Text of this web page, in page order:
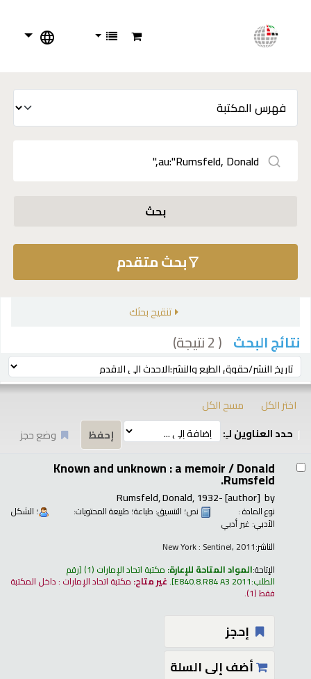
بحث
بحث متقدم
تنقيح بحثك
نتائج البحث ( 2 نتيجة)
ترتيب بواسطة:
اختر الكل
مسح الكل
حدد العناوين لـِ:
وضع حجز
Known and unknown : a memoir /Donald
Rumsfeld.
by
Rumsfeld, Donald, 1932-[author]
نوع المادة : نص؛ التنسيق: طباعة؛ طبيعة المحتويات: ؛ الشكل
الأدبي: غير أدبي
الناشر:New York : Sentinel, 2011
الإتاحة:المواد المتاحة للإعارة: مكتبة اتحاد الإمارات (1) رقم
الطلب:E840.8.R84 A3 2011
.غير متاح: مكتبة اتحاد الإمارات : داخل المكتبة
فقط(1).
إحجز
أضف إلى السلة